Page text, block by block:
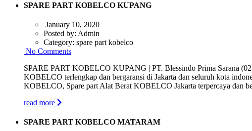
SPARE PART KOBELCO KUPANG
January 10, 2020
Posted by: Admin
Category: spare part kobelco
No Comments
SPARE PART KOBELCO KUPANG | PT. Blessindo Prima Sarana
KOBELCO terlengkap dan bergaransi di Jakarta dan seluruh kota
KOBELCO, Spare part Alat Berat KOBELCO Jakarta terpercaya dan
read more
SPARE PART KOBELCO MATARAM